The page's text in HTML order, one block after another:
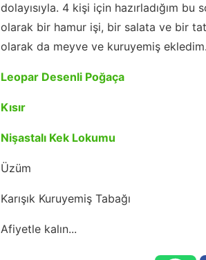
dolayısıyla. 4 kişi için hazırladığım
olarak bir hamur işi, bir salata ve bir
olarak da meyve ve kuruyemiş
Leopar Desenli Poğaça
Kısır
Nişastalı Kek Lokumu
Üzüm
Karışık Kuruyemiş Tabağı
Afiyetle kalın...